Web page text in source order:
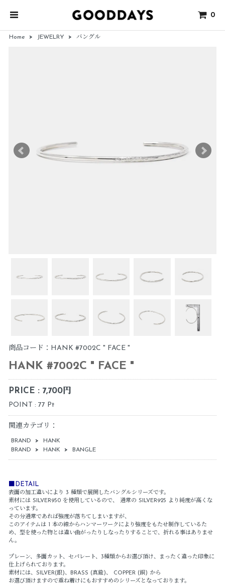
0
Home > JEWELRY > バングル
商品コード：HANK #7002C " FACE "
HANK #7002C " FACE "
PRICE : 7,700円
POINT : 77 Pt
関連カテゴリ：
BRAND >
HANK
BRAND
> HANK > BANGLE
■DETAIL
表面の加工違いにより 3 種類で展開したバングルシリーズです。
素材には SILVER950 を使用しているので、 通常の SILVER925 より純度が高くな
っています。
その分通常であれば強度が落ちてしまいますが、
このアイテムは 1 本の線からハンマーワークにより強度をもたせ制作しているた
め、型を使った物とは違い曲がったりしなったりすることで、折れる事はありませ
ん。
プレーン、多面カット、セパレート、3種類からお選び頂け、まったく違った印象に
仕上げられております。
素材には、SILVER(銀)、BRASS (真鍮)、 COPPER (銅) から
お選び頂けますので重ね着けにもおすすめのシリーズとなっております。